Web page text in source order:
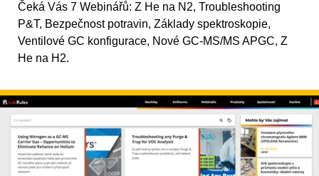
Čeká Vás 7 Webinářů: Z He na N2, Troubleshooting
P&T, Bezpečnost potravin, Základy spektroskopie,
Ventilové GC konfigurace, Nové GC-MS/MS APGC, Z
He na H2.